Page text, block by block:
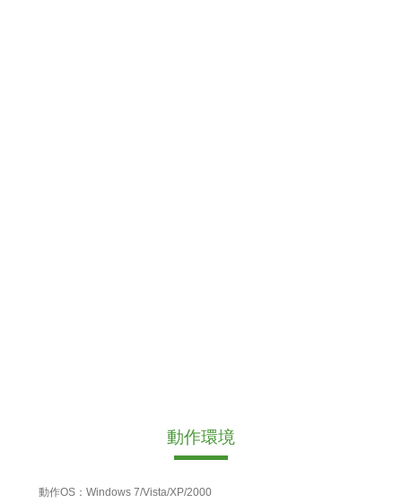
動作環境
動作OS：Windows 7/Vista/XP/2000